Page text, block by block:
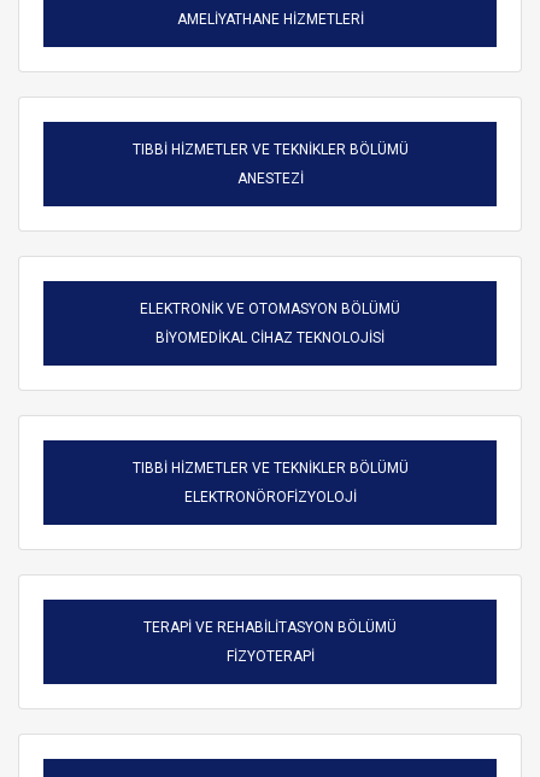
AMELİYATHANE HİZMETLERİ
TIBBİ HİZMETLER VE TEKNİKLER BÖLÜMÜ
ANESTEZİ
ELEKTRONİK VE OTOMASYON BÖLÜMÜ
BİYOMEDİKAL CİHAZ TEKNOLOJİSİ
TIBBİ HİZMETLER VE TEKNİKLER BÖLÜMÜ
ELEKTRONÖROFİZYOLOJİ
TERAPİ VE REHABİLİTASYON BÖLÜMÜ
FİZYOTERAPİ